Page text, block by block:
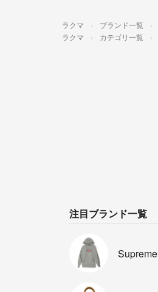
ラクマ ブランド一覧
ラクマ カテゴリ一覧
注目ブランド一覧
Supreme